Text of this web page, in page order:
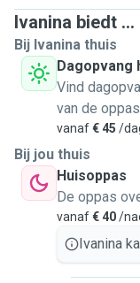
I grew up around
cat in the family,
I've had fishes and
animals and I got
the little ones
I can walk, feed,
need to be away
small and quiet
Dutch as well. I
language if that is
Ivanina biedt ...
Bij Ivanina thuis
Dagopvang
Vind
van de oppas
vanaf€ 45 /
Bij jou thuis
Huisoppas
De oppas
vanaf€ 40/
Ivanina